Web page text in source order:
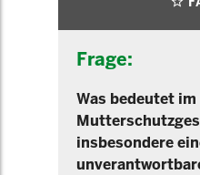
Frage:
Was bedeutet im
insbesondere